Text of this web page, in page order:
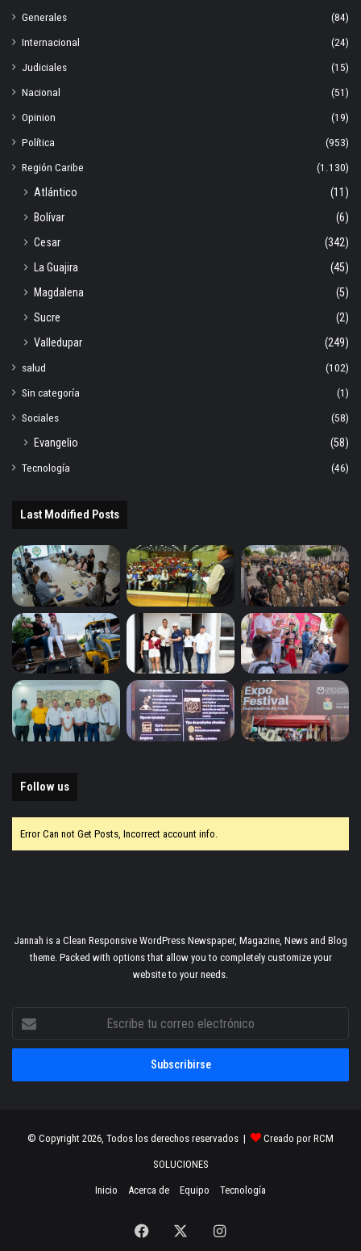
Generales
(84)
Internacional
(24)
Judiciales
(15)
Nacional
(51)
Opinion
(19)
Política
(953)
Región Caribe
(1.130)
Atlántico
(11)
Bolívar
(6)
Cesar
(342)
La Guajira
(45)
Magdalena
(5)
Sucre
(2)
Valledupar
(249)
salud
(102)
Sin categoría
(1)
Sociales
(58)
Evangelio
(58)
Tecnología
(46)
Last Modified Posts
Follow us
Error Can not Get Posts, Incorrect account info.
Jannah is a Clean Responsive WordPress Newspaper, Magazine, News and Blog
theme. Packed with options that allow you to completely customize your
website to your needs.
correo
© Copyright 2026, Todos los derechos reservados | Creado por RCM
SOLUCIONES
Inicio Acerca de Equipo Tecnología
Facebook Instagram